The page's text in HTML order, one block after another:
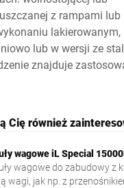
z rampami lub
lakierowanym,
lub w wersji ze
znajduje
Cię również
wagowe iL Special
wagowe do zabudowy z
wagi, jak np. z